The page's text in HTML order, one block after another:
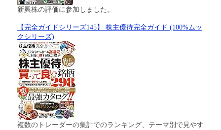
新興株の評価に参加しました。
【完全ガイドシリーズ145】 株主優待完全ガイド (100%ムッ
クシリーズ)
複数のトレーダーの集計でのランキング、テーマ別で見やす